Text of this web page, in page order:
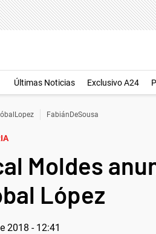
Últimas Noticias Exclusivo A24
FabiánDeSousa
Moldes
López
2018 - 12:41